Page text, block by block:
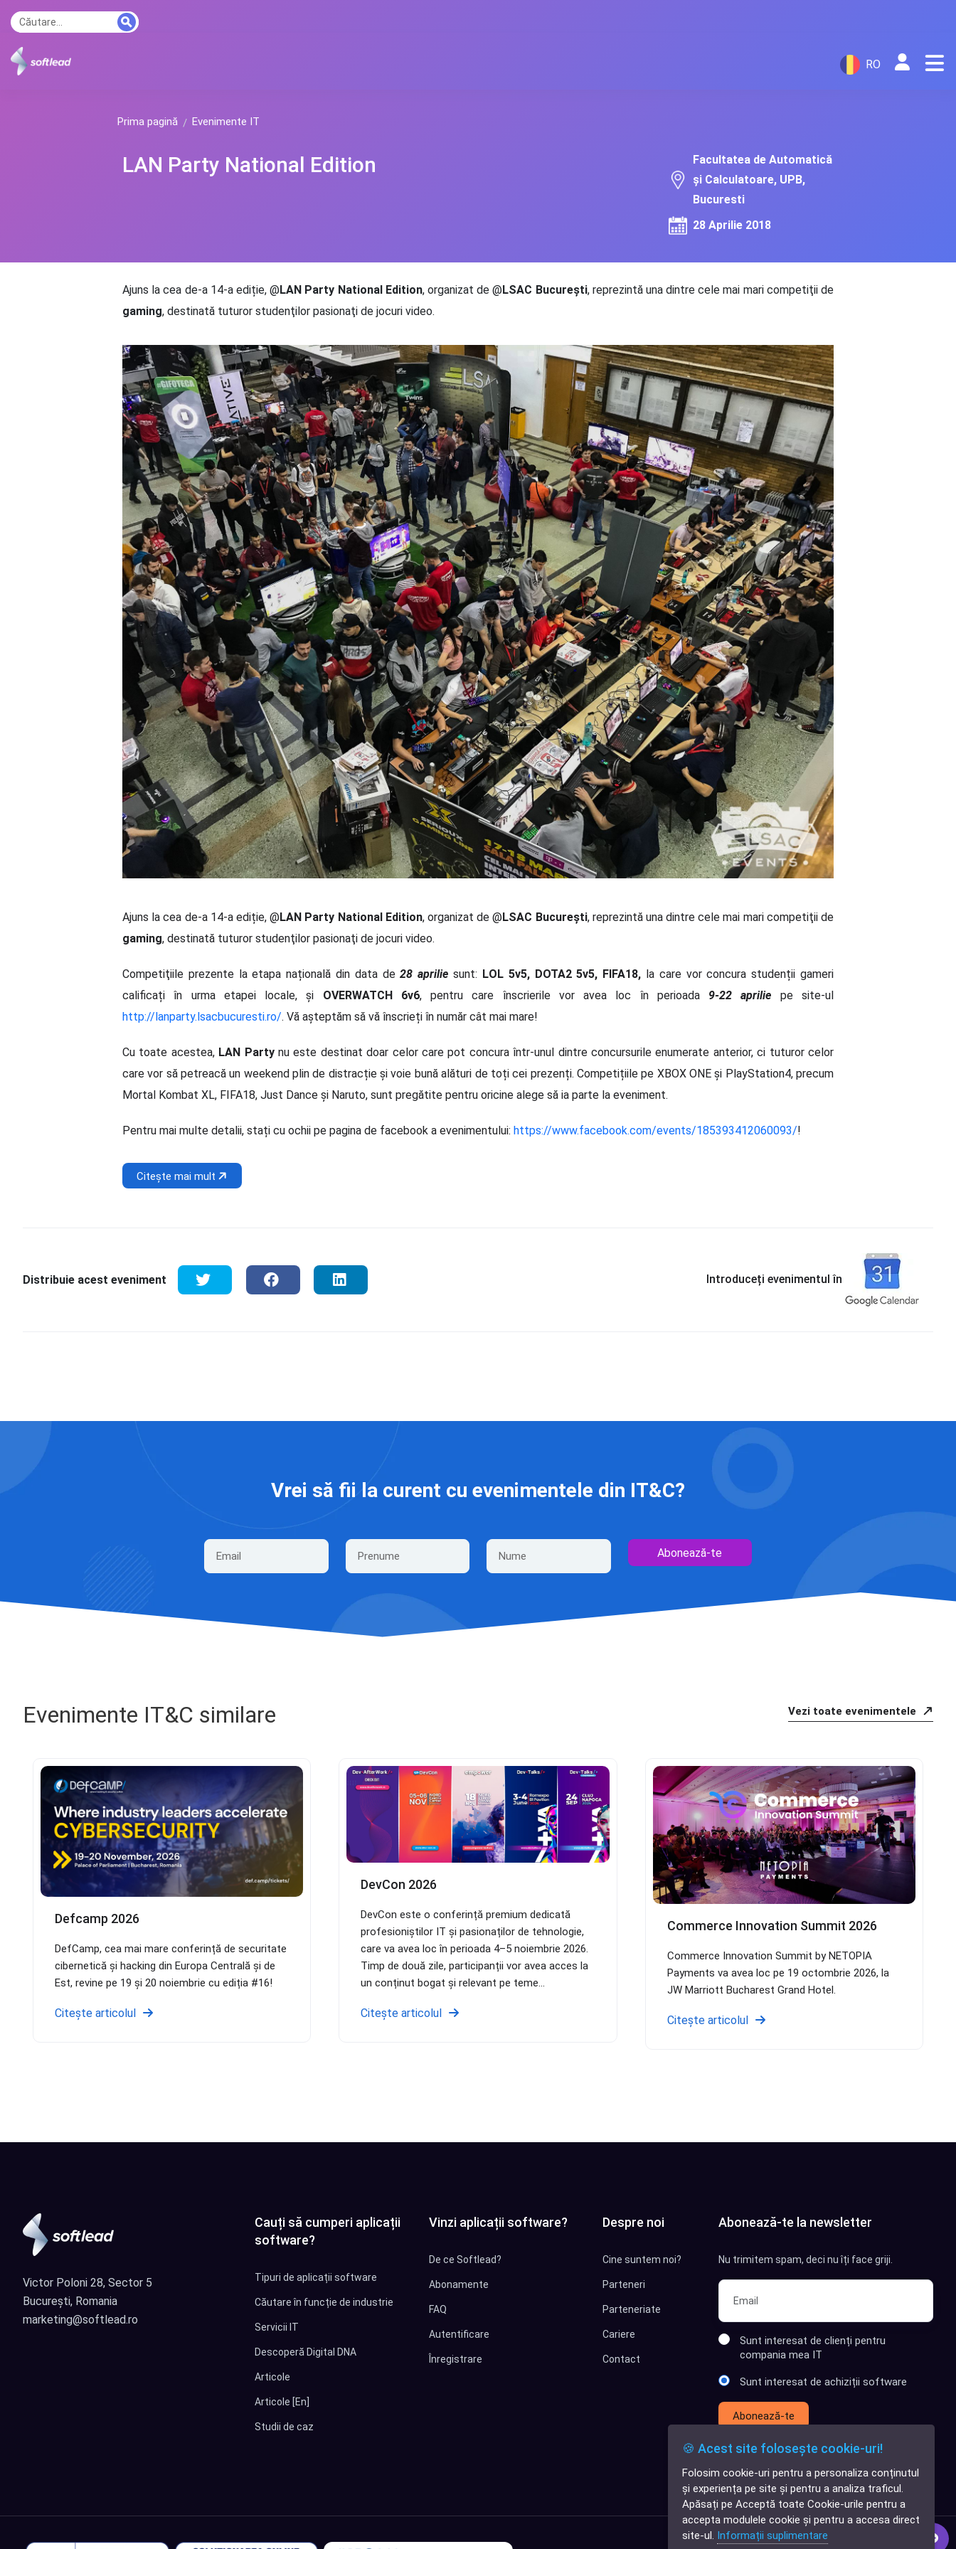
✕
Cauți o aplicație
software?
RO
Prima pagină Evenimente IT
LAN Party National Edition
Facultatea de Automatică
și Calculatoare, UPB,
Bucuresti
28 Aprilie 2018
Ajuns la cea de-a 14-a ediție, @LAN Party National Edition, organizat de @LSAC Bucureşti, reprezintă una dintre cele mai mari competiţii de
gaming, destinată tuturor studenţilor pasionaţi de jocuri video.
Ajuns la cea de-a 14-a ediție, @LAN Party National Edition, organizat de @LSAC Bucureşti, reprezintă una dintre cele mai mari competiţii de
gaming, destinată tuturor studenţilor pasionaţi de jocuri video.
Competiţiile prezente la etapa națională din data de28 aprilie sunt: LOL 5v5, DOTA2 5v5, FIFA18, la care vor concura studenții gameri
calificați în urma etapei locale, și OVERWATCH 6v6, pentru care înscrierile vor avea loc în perioada 9-22 aprilie pe site-ul
http://lanparty.lsacbucuresti.ro/. Vă așteptăm să vă înscrieți în număr cât mai mare!
Cu toate acestea,LAN Partynu este destinat doar celor care pot concura într-unul dintre concursurile enumerate anterior, ci tuturor celor
care vor să petreacă un weekend plin de distracție și voie bună alături de toți cei prezenți. Competițiile pe XBOX ONE și PlayStation4, precum
Mortal Kombat XL, FIFA18, Just Dance și Naruto, sunt pregătite pentru oricine alege să ia parte la eveniment.
Pentru mai multe detalii, stați cu ochii pe pagina de facebook a evenimentului: https://www.facebook.com/events/185393412060093/!
Citește mai mult
Distribuie acest eveniment Introduceți evenimentul în
Vrei să fii la curent cu evenimentele din IT&C?
Abonează-te
Evenimente IT&C similare Vezi toate evenimentele
Defcamp 2026
DefCamp, cea mai mare conferință de securitate
cibernetică și hacking din Europa Centrală și de
Est, revine pe 19 și 20 noiembrie cu ediția #16!
Citește articolul
DevCon 2026
DevCon este o conferință premium dedicată
profesioniștilor IT și pasionaților de tehnologie,
care va avea loc în perioada 4–5 noiembrie 2026.
Timp de două zile, participanții vor avea acces la
un conținut bogat și relevant pe teme...
Citește articolul
Commerce Innovation Summit 2026
Commerce Innovation Summit by NETOPIA
Payments va avea loc pe 19 octombrie 2026, la
JW Marriott Bucharest Grand Hotel.
Citește articolul
Victor Poloni 28, Sector 5
București, Romania
marketing@softlead.ro
Cauți să cumperi aplicații
software?
Tipuri de aplicații software
Căutare în funcție de industrie
Servicii IT
Descoperă Digital DNA
Articole
Articole [En]
Studii de caz
Vinzi aplicații software?
De ce Softlead?
Abonamente
FAQ
Autentificare
Înregistrare
Despre noi
Cine suntem noi?
Parteneri
Parteneriate
Cariere
Contact
Abonează-te la newsletter
Nu trimitem spam, deci nu îți face griji.
Sunt interesat de clienți pentru
compania mea IT
Sunt interesat de achiziții software
Abonează-te
🍪 Acest site folosește cookie-uri!
Folosim cookie-uri pentru a personaliza conținutul
și experiența pe site și pentru a analiza traficul.
Apăsați pe Acceptă toate Cookie-urile pentru a
accepta modulele cookie și pentru a accesa direct
site-ul. Informații suplimentare